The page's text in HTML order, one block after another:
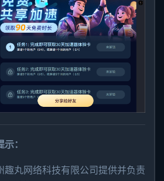
：
趣丸网络科技有限公司提供并负责